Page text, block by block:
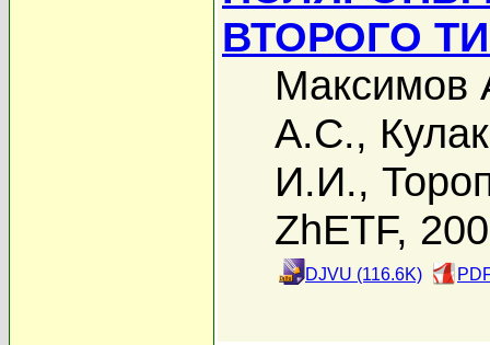
ВТОРОГО
Максимов
А.С.,
И.И.,
ZhETF,
DJVU (116.6K)